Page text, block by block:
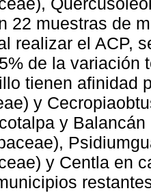
22 muestras de
realizar el ACP,
de la variación
tienen afinidad
y
y
y Centla en